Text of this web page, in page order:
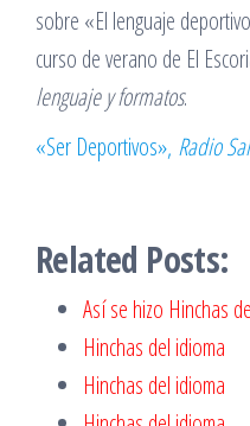
sobre «El lenguaje
curso de verano de El
lenguaje y formatos.
«Ser Deportivos», Radio
Related Posts:
Así se hizo Hinchas
Hinchas del idioma
Hinchas del idioma